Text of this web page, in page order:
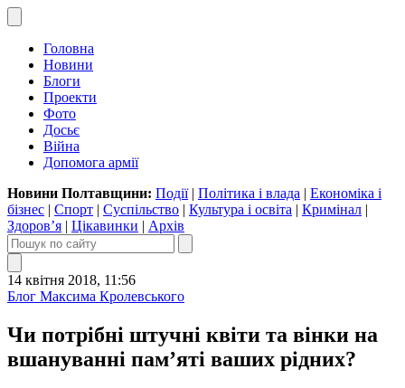
Головна
Новини
Блоги
Проекти
Фото
Досьє
Війна
Допомога армії
Новини Полтавщини: Події| Політика і влада | Економіка і
бізнес | Спорт | Суспільство | Культура і освіта | Кримінал |
Здоров’я | Цікавинки | Архів
14 квітня 2018, 11:56
Блог Максима Кролевського
Чи потрібні штучні квіти та вінки на
вшануванні пам’яті ваших рідних?